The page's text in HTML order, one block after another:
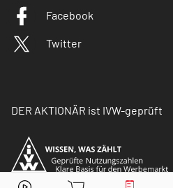
Facebook
Twitter
DER AKTIONÄR ist IVW-geprüft